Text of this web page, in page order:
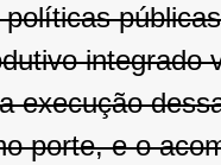
integrado
execução
porte, e o